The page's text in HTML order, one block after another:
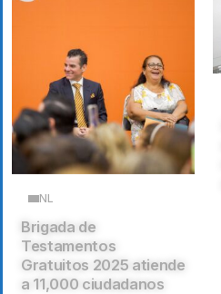
NL
Brigada de
Testamentos
Gratuitos 2025 atiende
a 11,000 ciudadanos